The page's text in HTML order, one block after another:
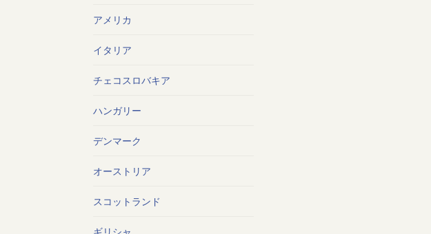
アメリカ
イタリア
チェコスロバキア
ハンガリー
デンマーク
オーストリア
スコットランド
ギリシャ